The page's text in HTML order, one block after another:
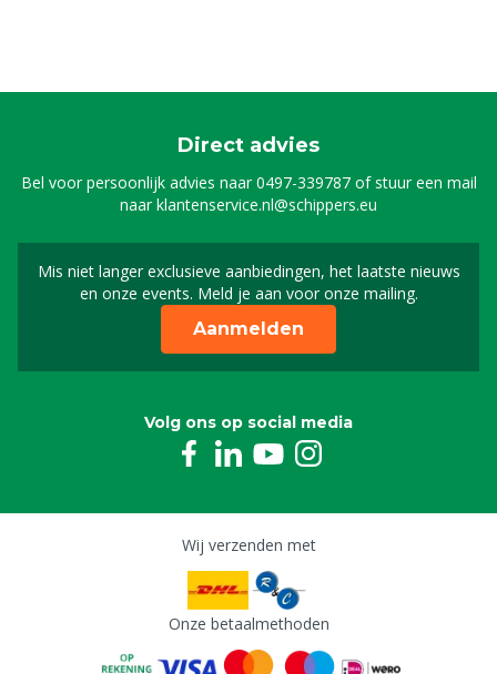
Direct advies
Bel voor persoonlijk advies naar0497-339787of stuur een mail
naarklantenservice.nl@schippers.eu
Mis niet langer exclusieve aanbiedingen, het laatste nieuws
en onze events. Meld je aan voor onze mailing.
Schrijf je in voor onze
Aanmelden
Volg ons op social media
Wij verzenden met
Onze betaalmethoden